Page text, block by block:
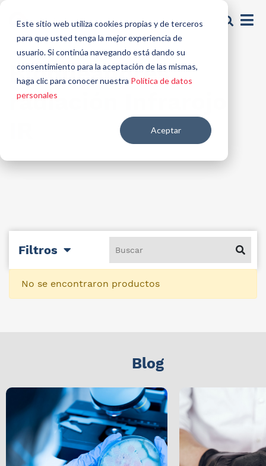
Este sitio web utiliza cookies propias y de terceros
para que usted tenga la mejor experiencia de
usuario. Si continúa navegando está dando su
consentimiento para la aceptación de las mismas,
haga clic para conocer nuestra Política de datos
personales
Aceptar
Bloqueadores
radiación Infrarojo
Filtros
No se encontraron productos
Blog